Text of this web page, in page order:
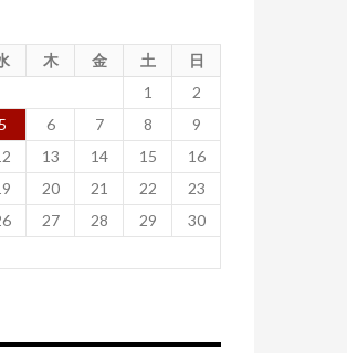
木 金 土
日
1
2
5 6 7 8
9
13 14 15
16
20 21 22
23
27 28 29
30